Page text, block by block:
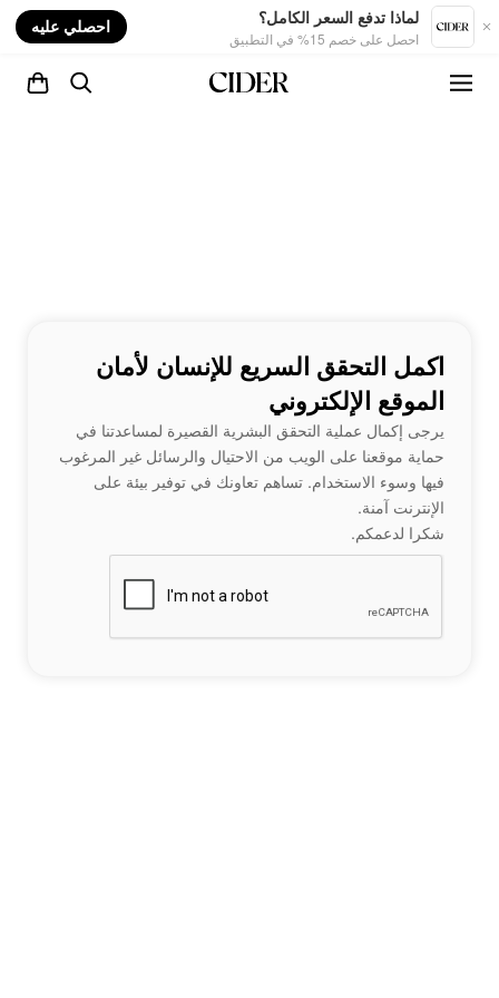
لماذا تدفع السعر الكامل؟
احصل على خصم 15% في التطبيق
احصلي عليه
اكمل التحقق السريع للإنسان لأمان
الموقع الإلكتروني
يرجى إكمال عملية التحقق البشرية القصيرة لمساعدتنا في
حماية موقعنا على الويب من الاحتيال والرسائل غير المرغوب
فيها وسوء الاستخدام. تساهم تعاونك في توفير بيئة على
الإنترنت آمنة.
شكرا لدعمكم.